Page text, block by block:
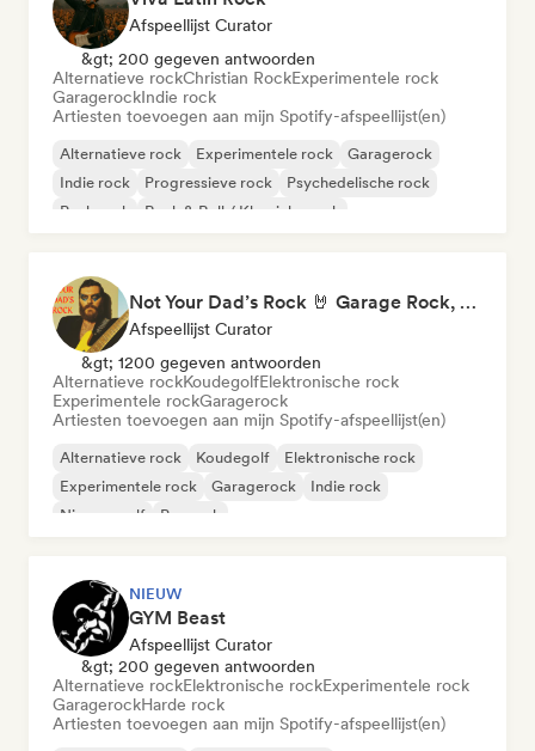
Afspeellijst Curator
&gt; 200 gegeven antwoorden
Alternatieve rockChristian RockExperimentele rock
GaragerockIndie rock
Artiesten toevoegen aan mijn Spotify-afspeellijst(en)
Alternatieve rock Experimentele rock
Garagerock
Indie rock
Progressieve rock
Psychedelische rock
Punk rock
Rock & Roll / Klassieke rock
Not Your Dad’s Rock 🤘 Garage Rock, Alt-Rock & Indie Anthems
Afspeellijst Curator
&gt; 1200 gegeven antwoorden
Alternatieve rockKoudegolfElektronische rock
Experimentele rockGaragerock
Artiesten toevoegen aan mijn Spotify-afspeellijst(en)
Alternatieve rock Koudegolf
Elektronische rock
Experimentele rock
Garagerock
Indie rock
Nieuwe golf
Poprock
NIEUW
GYM Beast
Afspeellijst Curator
&gt; 200 gegeven antwoorden
Alternatieve rockElektronische rockExperimentele rock
GaragerockHarde rock
Artiesten toevoegen aan mijn Spotify-afspeellijst(en)